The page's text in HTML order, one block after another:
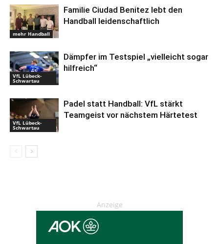
mehr Handball
Familie Ciudad Benitez lebt den
Handball leidenschaftlich
VfL Lübeck-
Schwartau
Dämpfer im Testspiel „vielleicht sogar
hilfreich“
VfL Lübeck-
Schwartau
Padel statt Handball: VfL stärkt
Teamgeist vor nächstem Härtetest
Anzeige